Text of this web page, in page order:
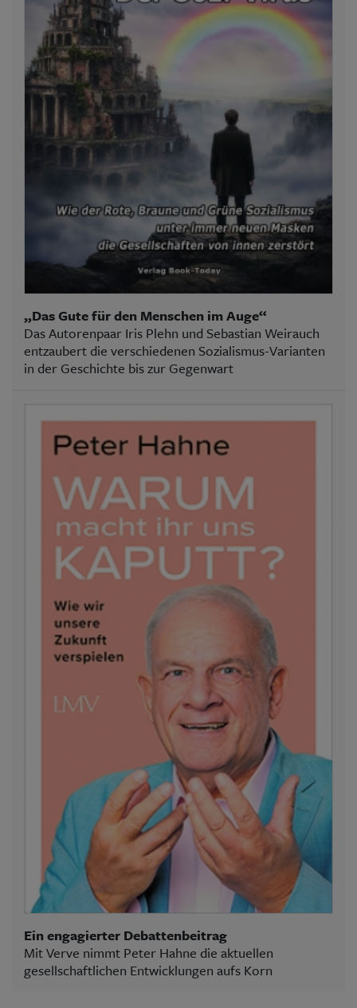
„Das Gute für den Menschen im Auge“
Das Autorenpaar Iris Plehn und Sebastian Weirauch
entzaubert die verschiedenen Sozialismus-Varianten
in der Geschichte bis zur Gegenwart
Ein engagierter Debattenbeitrag
Mit Verve nimmt Peter Hahne die aktuellen
gesellschaftlichen Entwicklungen aufs Korn